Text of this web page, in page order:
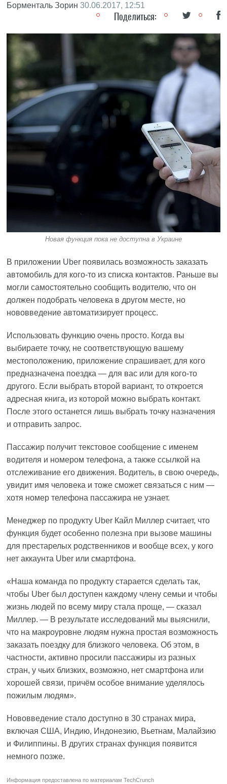
Борменталь Зорин 30.06.2017, 12:51
Поделиться:
Новая функция пока не доступна в Украине
В приложении Uber появилась возможность заказать
автомобиль для кого-то из списка контактов. Раньше вы
могли самостоятельно сообщить водителю, что он
должен подобрать человека в другом месте, но
нововведение автоматизирует процесс.
Использовать функцию очень просто. Когда вы
выбираете точку, не соответствующую вашему
местоположению, приложение спрашивает, для кого
предназначена поездка — для вас или для кого-то
другого. Если выбрать второй вариант, то откроется
адресная книга, из которой можно выбрать контакт.
После этого останется лишь выбрать точку назначения
и отправить запрос.
Пассажир получит текстовое сообщение с именем
водителя и номером телефона, а также ссылкой на
отслеживание его движения. Водитель, в свою очередь,
увидит имя человека и тоже сможет связаться с ним —
хотя номер телефона пассажира не узнает.
Менеджер по продукту Uber Кайл Миллер считает, что
функция будет особенно полезна при вызове машины
для престарелых родственников и вообще всех, у кого
нет аккаунта Uber или смартфона.
«Наша команда по продукту старается сделать так,
чтобы Uber был доступен каждому члену семьи и чтобы
жизнь людей по всему миру стала проще, — сказал
Миллер. — В результате исследований мы выяснили,
что на макроуровне людям нужна простая возможность
заказать поездку для близкого человека. Об этом, в
частности, активно просили пассажиры из разных
стран, у чьих близких, возможно, нет смартфона или
хорошей связи, причём особое внимание уделялось
пожилым людям».
Нововведение стало доступно в 30 странах мира,
включая США, Индию, Индонезию, Вьетнам, Малайзию
и Филиппины. В других странах функция появится
немного позже.
Информация предоставлена по материаламTechCrunch